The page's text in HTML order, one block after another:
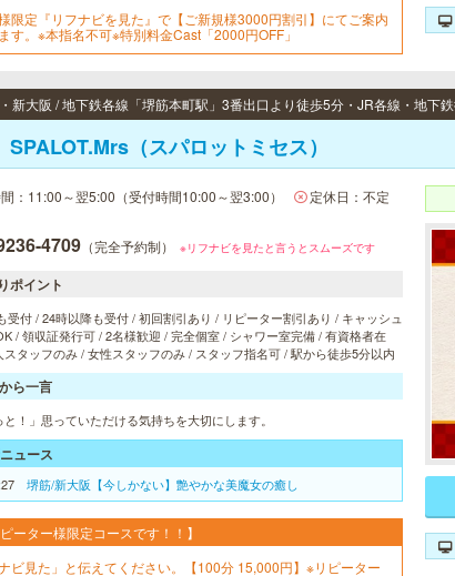
限定『リフナビを見た』で【ご新規様3000円割引】にてご案内
す。※本指名不可※特別料金Cast「2000円OFF」
SPALOT.Mrs（スパロットミセス）
：11:00～翌5:00（受付時間10:00～翌3:00）
定休日：不定
4709 （完全予約制） ※リフナビを見たと言うとスムーズです
ポイント
受付 / 24時以降も受付 / 初回割引あり / リピーター割引あり / キャッシュ
/ 領収証発行可 / 2名様歓迎 / 完全個室 / シャワー室完備 / 有資格者在
スタッフのみ / 女性スタッフのみ / スタッフ指名可 / 駅から徒歩5分以内
ら一言
と！」思っていただける気持ちを大切にします。
ュース
堺筋/新大阪【今しかない】艶やかな美魔女の癒し
ピーター様限定コースです！！】
ナビ見た」と伝えてください。【100分 15,000円】※リピーター